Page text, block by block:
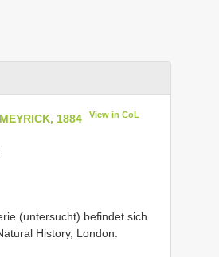
1884 View in CoL
(untersucht) befindet sich
History, London.